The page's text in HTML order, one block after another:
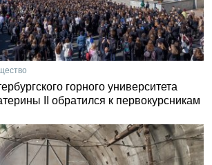
горного университета
II обратился к первокурсникам